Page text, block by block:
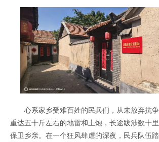
心系家乡受难百姓的民兵们，从未放弃抗
重达五十斤左右的地雷和土炮，长途跋涉数十里
保卫乡亲。在一个狂风肆虐的深夜，民兵队伍